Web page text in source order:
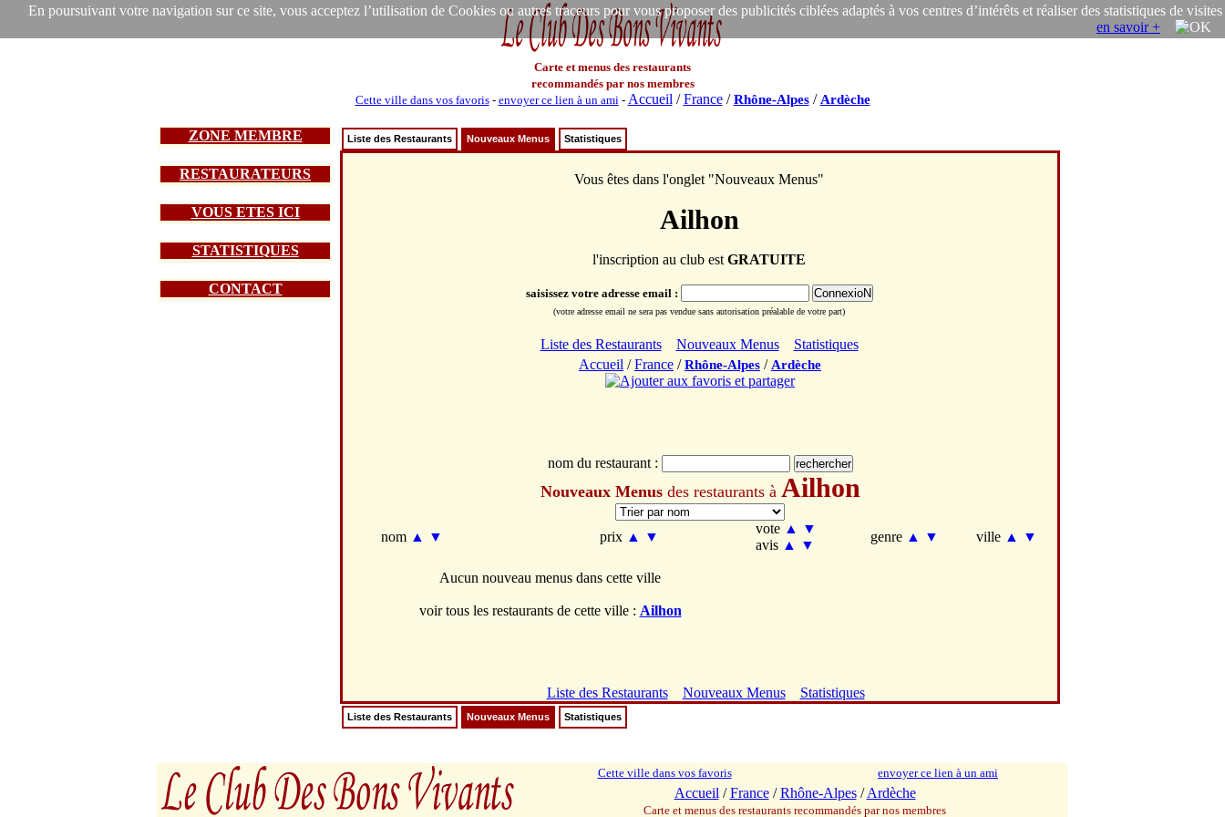
En poursuivant votre navigation sur ce site, vous acceptez l’utilisation de Cookies ou autres traceurs pour vous proposer des publicités ciblées adaptés à vos centres d’intérêts et réaliser des statistiques de visites
en savoir +
Carte et menus des restaurants
recommandés par nos membres
Cette ville dans vos favoris- envoyer ce lien à un ami- Accueil /France/Rhône-Alpes/ Ardèche
ZONE MEMBRE
RESTAURATEURS
VOUS ETES ICI
STATISTIQUES
CONTACT
Liste des Restaurants Nouveaux Menus Statistiques
Vous êtes dans l'onglet "Nouveaux Menus"
Ailhon
l'inscription au club est GRATUITE
saisissez votre adresse email :
(votre adresse email ne sera pas vendue sans autorisation préalable de votre part)
Liste des Restaurants Nouveaux Menus
Statistiques
Accueil /France /Rhône-Alpes / Ardèche
nom du restaurant :
Nouveaux Menusdes restaurants à Ailhon
nom ▲ ▼ prix ▲ ▼
vote ▲
▼
avis ▲ ▼
genre ▲ ▼ ville ▲ ▼
Aucun nouveau menus dans cette ville
voir tous les restaurants de cette ville : Ailhon
Liste des Restaurants Nouveaux Menus Statistiques
Liste des Restaurants Nouveaux Menus Statistiques
Cette ville dans vos favoris envoyer ce lien à un ami
Accueil /France/Rhône-Alpes/Ardèche
Carte et menus des restaurants recommandés par nos membres